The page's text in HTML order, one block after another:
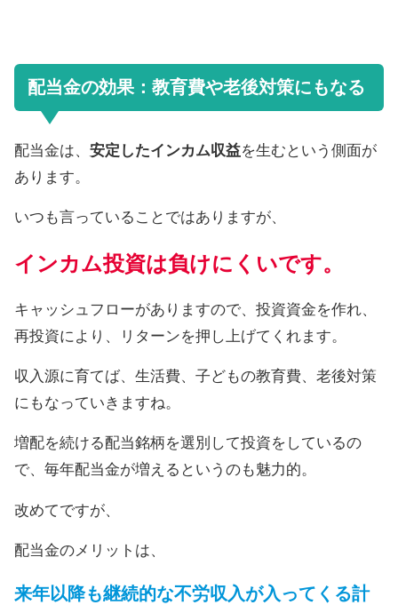
配当金の効果：教育費や老後対策にもなる
配当金は、 安定したインカム収益を生むという側面が
あります。
いつも言っていることではありますが、
インカム投資は負けにくいです。
キャッシュフローがありますので、投資資金を作れ、
再投資により、リターンを押し上げてくれます。
収入源に育てば、生活費、子どもの教育費、老後対策
にもなっていきますね。
増配を続ける配当銘柄を選別して投資をしているの
で、毎年配当金が増えるというのも魅力的。
改めてですが、
配当金のメリットは、
来年以降も継続的な不労収入が入ってくる計